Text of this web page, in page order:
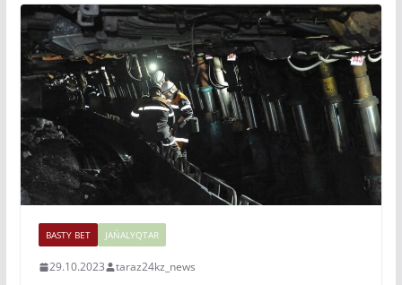
BASTY BET JAŃALYQTAR
29.10.2023 taraz24kz_news